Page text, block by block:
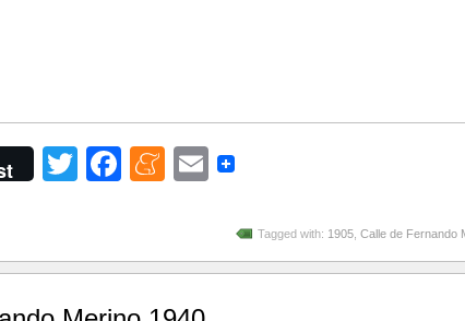
TwitterFacebook
Meneame
Email
Tagged with: 1905 Calle de Fernando